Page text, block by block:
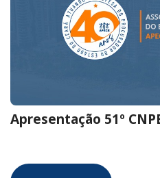
Apresentação 51º